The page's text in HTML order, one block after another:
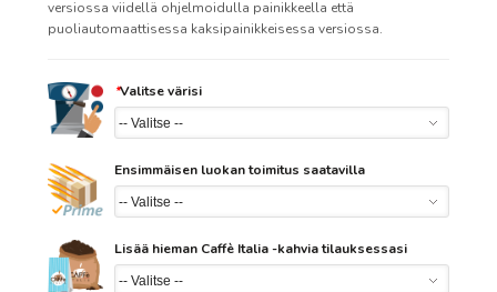
versiossa viidellä ohjelmoidulla painikkeella että
puoliautomaattisessa kaksipainikkeisessa versiossa.
*Valitse värisi
Ensimmäisen luokan toimitus saatavilla
Lisää hieman Caffè Italia -kahvia tilauksessasi